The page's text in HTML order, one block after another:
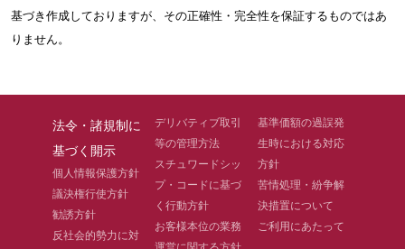
基づき作成しておりますが、その正確性・完全性を保証するものではあ
りません。
法令・諸規制に
基づく開示
個人情報保護方針
議決権行使方針
勧誘方針
反社会的勢力に対
デリバティブ取引
等の管理方法
スチュワードシッ
プ・コードに基づ
く行動方針
お客様本位の業務
基準価額の過誤発
生時における対応
方針
苦情処理・紛争解
決措置について
ご利用にあたって